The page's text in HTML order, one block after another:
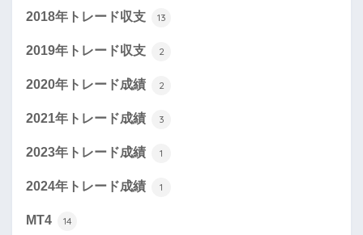
2018年トレード収支 13
2019年トレード収支 2
2020年トレード成績 2
2021年トレード成績 3
2023年トレード成績 1
2024年トレード成績 1
MT4 14